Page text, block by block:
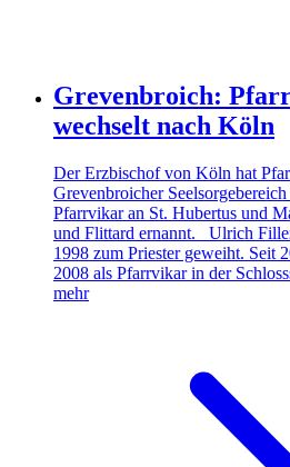
Grevenbroich:
wechselt nach Köln
Der Erzbischof von Köln hat
Grevenbroicher
Pfarrvikar an St. Hubertus und
und Flittard ernannt. Ulrich
1998 zum Priester geweiht. Seit
2008 als Pfarrvikar in der
mehr